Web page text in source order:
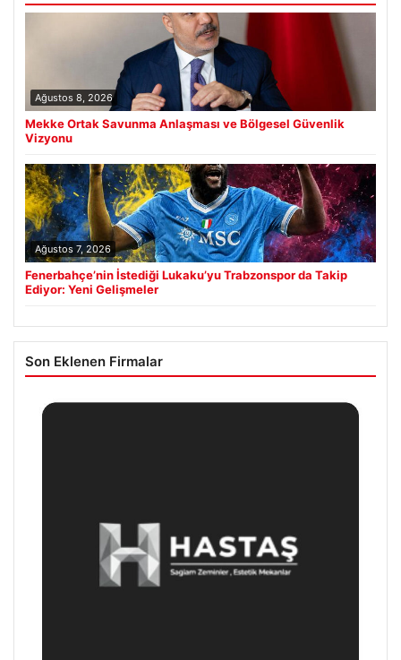
Ağustos 8, 2026
Mekke Ortak Savunma Anlaşması ve Bölgesel Güvenlik
Vizyonu
Ağustos 7, 2026
Fenerbahçe’nin İstediği Lukaku’yu Trabzonspor da Takip
Ediyor: Yeni Gelişmeler
Son Eklenen Firmalar